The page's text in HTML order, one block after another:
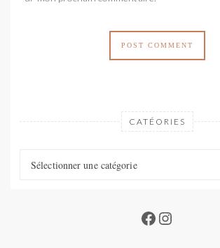
CATÉORIES
Sélectionner une catégorie
Facebook
Instagram